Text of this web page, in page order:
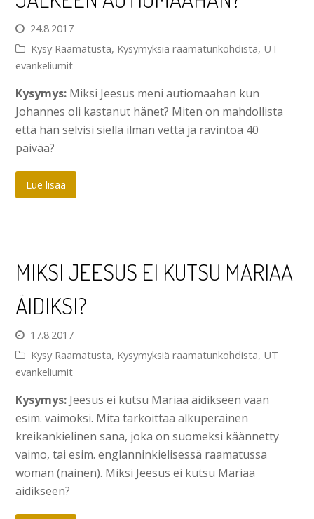
24.8.2017
Kysy Raamatusta, Kysymyksiä raamatunkohdista, UT
evankeliumit
Kysymys: Miksi Jeesus meni autiomaahan kun
Johannes oli kastanut hänet? Miten on mahdollista
että hän selvisi siellä ilman vettä ja ravintoa 40
päivää?
Lue lisää
MIKSI JEESUS EI KUTSU MARIAA
ÄIDIKSI?
17.8.2017
Kysy Raamatusta, Kysymyksiä raamatunkohdista, UT
evankeliumit
Kysymys: Jeesus ei kutsu Mariaa äidikseen vaan
esim. vaimoksi. Mitä tarkoittaa alkuperäinen
kreikankielinen sana, joka on suomeksi käännetty
vaimo, tai esim. englanninkielisessä raamatussa
woman (nainen). Miksi Jeesus ei kutsu Mariaa
äidikseen?